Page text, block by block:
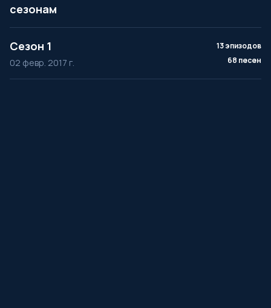
сезонам
Сезон 1
02 февр. 2017 г.
13 эпизодов
68 песен